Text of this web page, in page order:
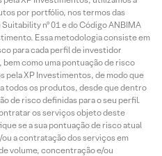
por portfólio, nos termos das
nº 01 e do Código ANBIMA
Essa metodologia consiste em
para cada perfil de investidor
como uma pontuação de risco
pela XP Investimentos, de modo que
todos os produtos, desde que dentro
de risco definidas para o seu perfil.
os serviços objeto deste
se a sua pontuação de risco atual
a contratação dos serviços em
volume, concentração e/ou